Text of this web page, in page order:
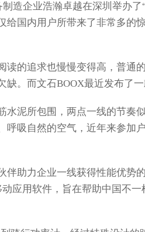
企业浩瀚卓越在深圳举办了
给国内用户所带来了非常多的
的追求也慢慢变得高，普通
缺。而文石BOOX最近发布
泥所包围，两点一线的节奏
呼吸自然的空气，近年来参加
助力企业一线获得性能优势
应用软件，旨在帮助中国不